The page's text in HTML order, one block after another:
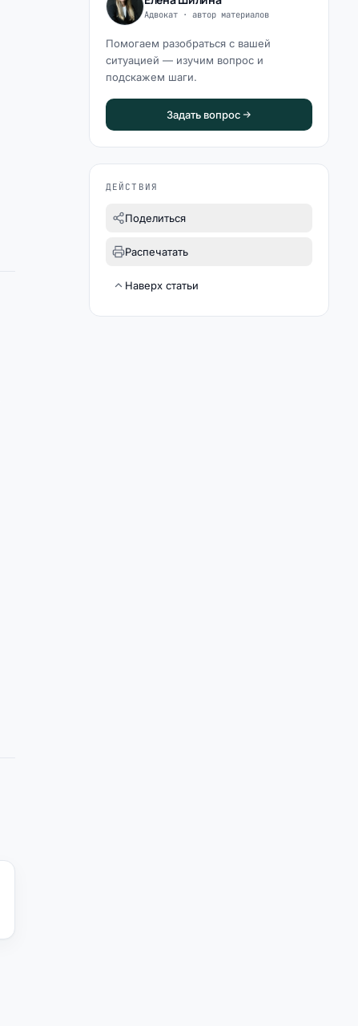
Адвокат · автор материалов
Помогаем разобраться с вашей
ситуацией — изучим вопрос и
подскажем шаги.
Задать вопрос
ДЕЙСТВИЯ
Поделиться
Распечатать
Наверх статьи